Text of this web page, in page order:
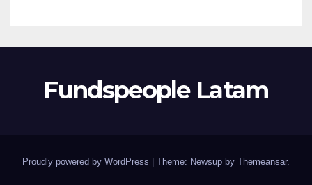
Fundspeople Latam
Proudly powered by WordPress Theme: Newsup by Themeansar.